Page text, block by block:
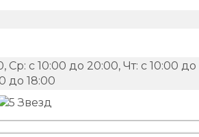
Ср: с 10:00 до 20:00, Чт: с 10:00 до
до 18:00